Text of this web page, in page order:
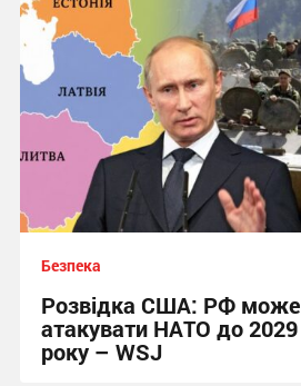
Безпека
Розвідка США: РФ може
атакувати НАТО до 2029
року – WSJ